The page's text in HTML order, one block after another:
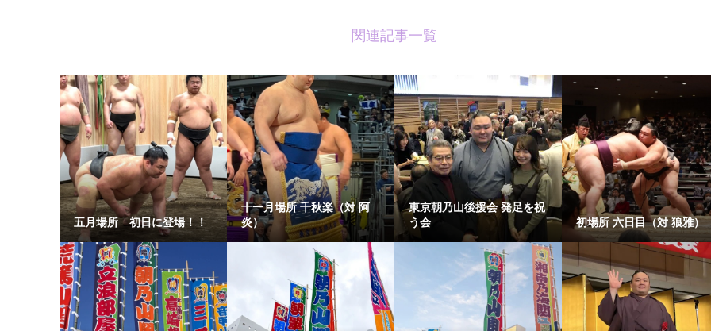
関連記事一覧
五月場所 初日に登場！！
十一月場所 千秋楽（対 阿
炎）
東京朝乃山後援会 発足を祝
う会
初場所 六日目（対 狼雅）